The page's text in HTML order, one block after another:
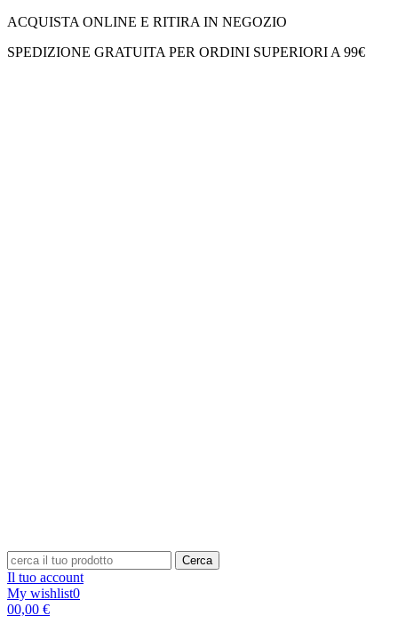
ACQUISTA ONLINE E RITIRA IN NEGOZIO
SPEDIZIONE GRATUITA PER ORDINI SUPERIORI A 99€
Cerca
Il tuo account
My wishlist0
00,00 €